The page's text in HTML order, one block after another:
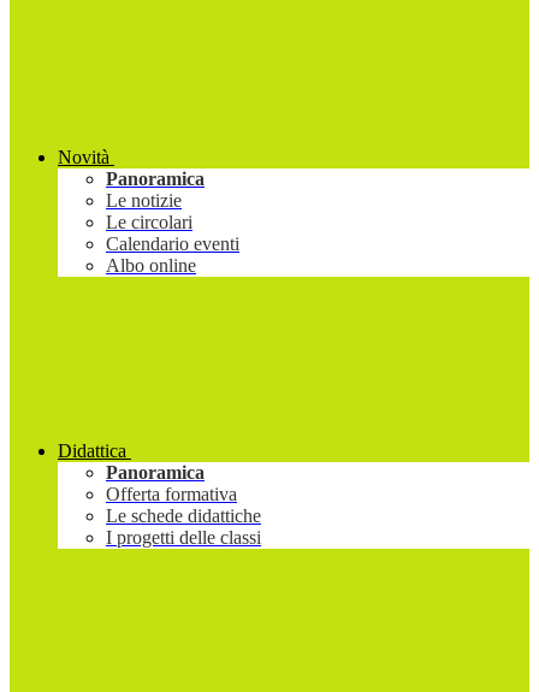
Novità
Panoramica
Le notizie
Le circolari
Calendario eventi
Albo online
Didattica
Panoramica
Offerta formativa
Le schede didattiche
I progetti delle classi